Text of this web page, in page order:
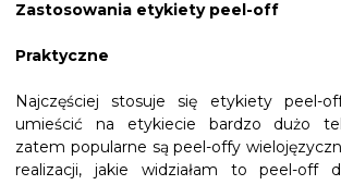
Zastosowania etykiety peel-off
Praktyczne
Najczęściej stosuje się etykiety peel-
umieścić na etykiecie bardzo dużo
zatem popularne są peel-offy
realizacji, jakie widziałam to peel-off